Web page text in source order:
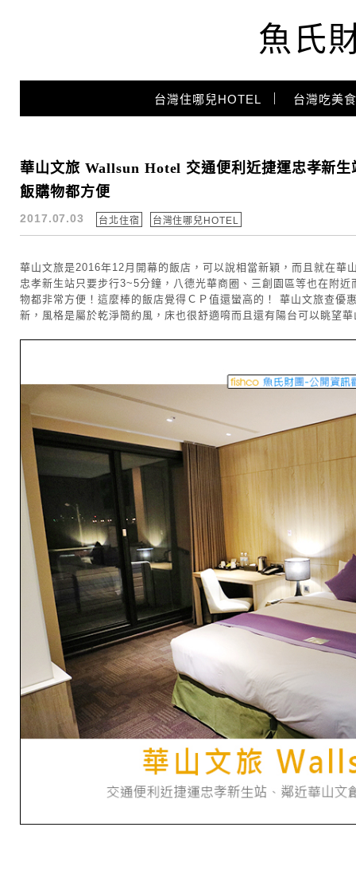
魚氏
台灣住哪兒HOTEL 台灣吃美
華山飯店
華山文旅 Wallsun Hotel 交通便利近捷運忠孝新
飯購物都方便
2017.07.03 台北住宿 台灣住哪兒HOTEL
華山文旅是2016年12月開幕的飯店，可以說相當新穎，而且就在華
忠孝新生站只要步行3~5分鐘，八德光華商圈、三創園區等也在附
物都非常方便！這麼棒的飯店覺得ＣＰ值還蠻高的！ 華山文旅查優
新，風格是屬於乾淨簡約風，床也很舒適唷而且還有陽台可以眺望